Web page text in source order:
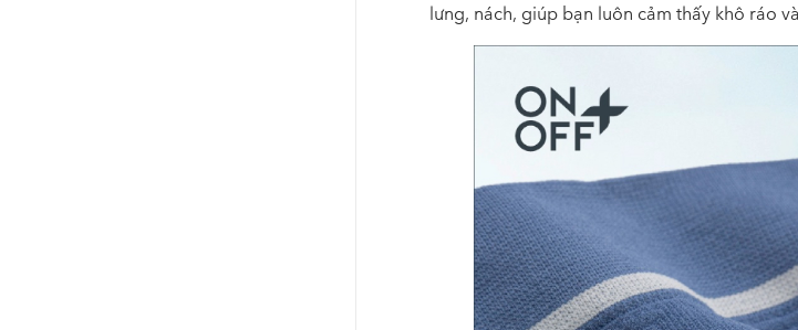
lưng, nách, giúp bạn luôn cảm thấy khô ráo